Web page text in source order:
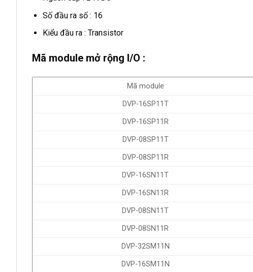
Số đầu ra số : 16
Kiểu đầu ra : Transistor
Mã module mở rộng I/O :
Mã module
DVP-16SP11T
DVP-16SP11R
DVP-08SP11T
DVP-08SP11R
DVP-16SN11T
DVP-16SN11R
DVP-08SN11T
DVP-08SN11R
DVP-32SM11N
DVP-16SM11N